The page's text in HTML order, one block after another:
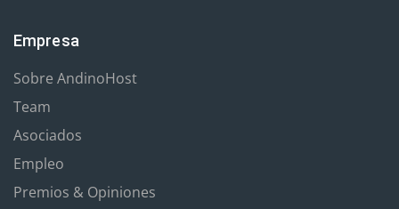
Empresa
Sobre AndinoHost
Team
Asociados
Empleo
Premios & Opiniones